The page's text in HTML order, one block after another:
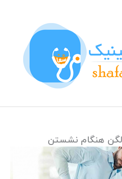
هنگام نشستن